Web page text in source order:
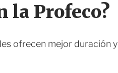
la Profeco?
ofrecen mejor duración y